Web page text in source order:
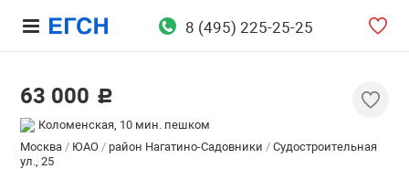
8 (495) 225-25-25
63 000 c
Коломенская, 10 мин. пешком
Москва/ ЮАО/ район Нагатино-Садовники/ Судостроительная
ул., 25